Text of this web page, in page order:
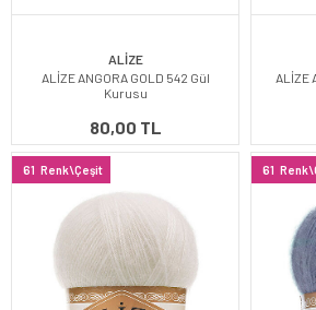
ALİZE
ALİZE ANGORA GOLD 542 Gül
Kurusu
80,00 TL
ALİZE
61 Renk\Çeşit 61